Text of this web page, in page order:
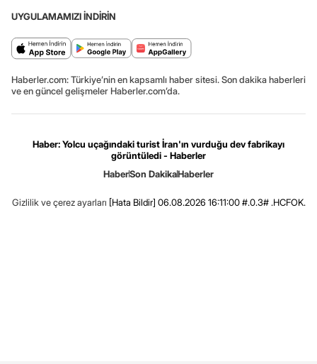
UYGULAMAMIZI İNDİRİN
Haberler.com: Türkiye’nin en kapsamlı haber sitesi. Son dakika haberleri
ve en güncel gelişmeler Haberler.com’da.
Haber: Yolcu uçağındaki turist İran'ın vurduğu dev fabrikayı
görüntüledi - Haberler
HaberSon DakikaHaberler
Gizlilik ve çerez ayarları [Hata Bildir] 06.08.2026 16:11:00 #.0.3# .HCFOK.